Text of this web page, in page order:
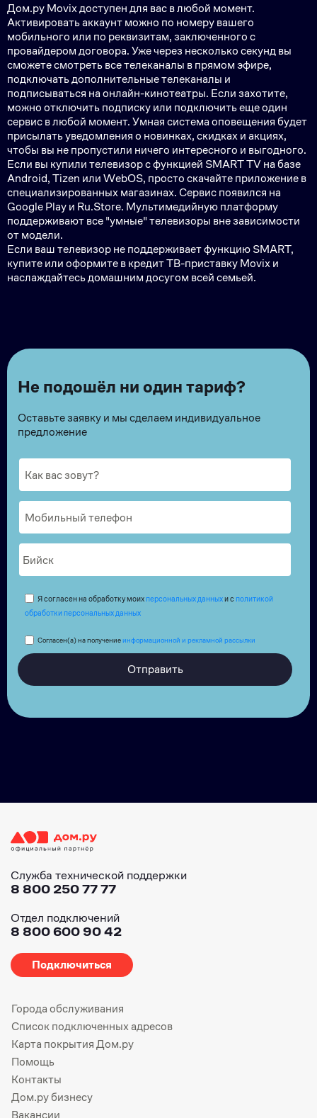
Дом.ру Movix доступен для вас в любой момент.
Активировать аккаунт можно по номеру вашего
мобильного или по реквизитам, заключенного с
провайдером договора. Уже через несколько секунд вы
сможете смотреть все телеканалы в прямом эфире,
подключать дополнительные телеканалы и
подписываться на онлайн-кинотеатры. Если захотите,
можно отключить подписку или подключить еще один
сервис в любой момент. Умная система оповещения будет
присылать уведомления о новинках, скидках и акциях,
чтобы вы не пропустили ничего интересного и выгодного.
Если вы купили телевизор с функцией SMART TV на базе
Android, Tizen или WebOS, просто скачайте приложение в
специализированных магазинах. Сервис появился на
Google Play и Ru.Store. Мультимедийную платформу
поддерживают все "умные" телевизоры вне зависимости
от модели.
Если ваш телевизор не поддерживает функцию SMART,
купите или оформите в кредит ТВ-приставку Movix и
наслаждайтесь домашним досугом всей семьей.
Не подошёл ни один тариф?
Оставьте заявку и мы сделаем индивидуальное
предложение
Я согласен на обработку моих персональных данныхи с политикой
обработки персональных данных
Согласен(а) на получениеинформационной и рекламной рассылки
Отправить
Служба технической поддержки
8 800 250 77 77
Отдел подключений
8 800 600 90 42
Подключиться
Города обслуживания
Список подключенных адресов
Карта покрытия Дом.ру
Помощь
Контакты
Дом.ру бизнесу